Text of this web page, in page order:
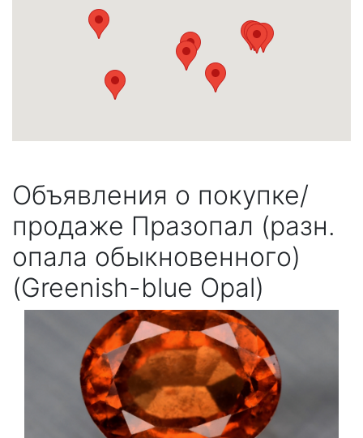
Объявления о покупке/
продаже Празопал (разн.
опала обыкновенного)
(Greenish-blue Opal)